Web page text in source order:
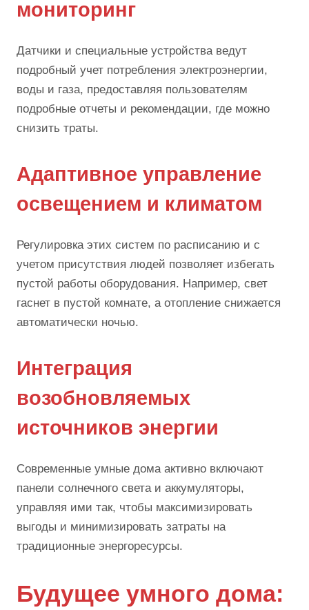
мониторинг
Датчики и специальные устройства ведут
подробный учет потребления электроэнергии,
воды и газа, предоставляя пользователям
подробные отчеты и рекомендации, где можно
снизить траты.
Адаптивное управление
освещением и климатом
Регулировка этих систем по расписанию и с
учетом присутствия людей позволяет избегать
пустой работы оборудования. Например, свет
гаснет в пустой комнате, а отопление снижается
автоматически ночью.
Интеграция
возобновляемых
источников энергии
Современные умные дома активно включают
панели солнечного света и аккумуляторы,
управляя ими так, чтобы максимизировать
выгоды и минимизировать затраты на
традиционные энергоресурсы.
Будущее умного дома: